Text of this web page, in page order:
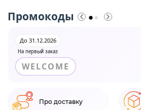
Промокоды
На первый заказ
До 31.12.2026
WELCOME
Про доставку